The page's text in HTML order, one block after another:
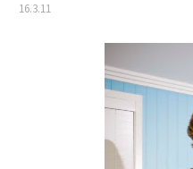
16.3.11